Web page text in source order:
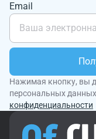
Email
Нажимая кнопку, вы
персональных
конфиденциальности